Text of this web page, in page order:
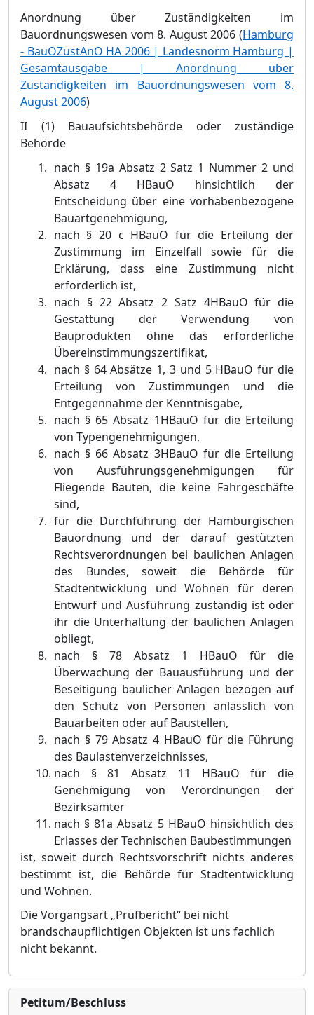
Anordnung über Zuständigkeiten im
Bauordnungswesen vom 8. August 2006 (Hamburg
- BauOZustAnO HA 2006 | Landesnorm Hamburg |
Gesamtausgabe | Anordnung über
Zuständigkeiten im Bauordnungswesen vom 8.
August 2006)
II (1) Bauaufsichtsbehörde oder zuständige
Behörde
nach § 19a Absatz 2 Satz 1 Nummer 2 und
Absatz 4 HBauO hinsichtlich der
Entscheidung über eine vorhabenbezogene
Bauartgenehmigung,
nach § 20 c HBauO für die Erteilung der
Zustimmung im Einzelfall sowie für die
Erklärung, dass eine Zustimmung nicht
erforderlich ist,
nach § 22 Absatz 2 Satz 4HBauO für die
Gestattung der Verwendung von
Bauprodukten ohne das erforderliche
Übereinstimmungszertifikat,
nach § 64 Absätze 1, 3 und 5 HBauO für die
Erteilung von Zustimmungen und die
Entgegennahme der Kenntnisgabe,
nach § 65 Absatz 1HBauO für die Erteilung
von Typengenehmigungen,
nach § 66 Absatz 3HBauO für die Erteilung
von Ausführungsgenehmigungen für
Fliegende Bauten, die keine Fahrgeschäfte
sind,
für die Durchführung der Hamburgischen
Bauordnung und der darauf gestützten
Rechtsverordnungen bei baulichen Anlagen
des Bundes,soweit die Behörde für
Stadtentwicklung und Wohnen für deren
Entwurf und Ausführung zuständig ist oder
ihr die Unterhaltung der baulichen Anlagen
obliegt,
nach § 78 Absatz 1 HBauO für die
Überwachung der Bauausführung und der
Beseitigung baulicher Anlagen bezogen auf
den Schutz von Personen anlässlich von
Bauarbeiten oder auf Baustellen,
nach § 79 Absatz 4 HBauO für die Führung
des Baulastenverzeichnisses,
nach § 81 Absatz 11 HBauO für die
Genehmigung von Verordnungen der
Bezirksämter
nach § 81a Absatz 5 HBauO hinsichtlich des
Erlasses der Technischen Baubestimmungen
ist, soweit durch Rechtsvorschrift nichts anderes
bestimmt ist, die Behörde für Stadtentwicklung
und Wohnen.
Die Vorgangsart „Prüfbericht“ bei nicht
brandschaupflichtigen Objekten ist uns fachlich
nicht bekannt.
Petitum/Beschluss